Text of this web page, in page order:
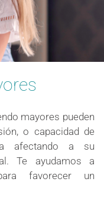
mayores pueden
o capacidad de
afectando a su
Te ayudamos a
favorecer un